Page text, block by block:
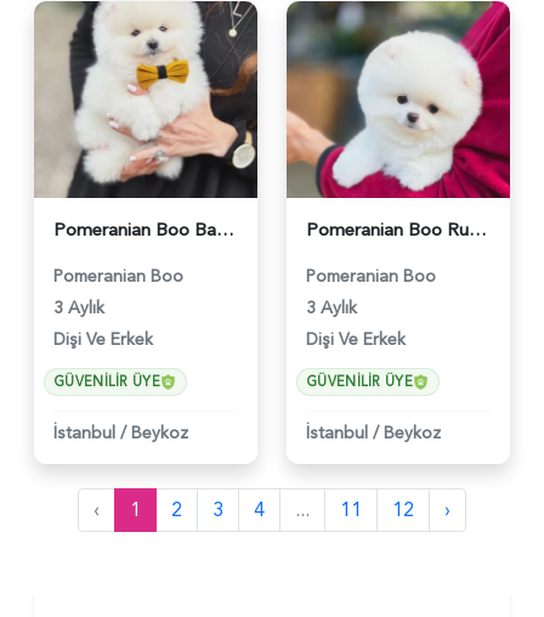
Pomeranian Boo Baby Face Yavrularımız - 6023
Pomeranian Boo
3 Aylık
Dişi Ve Erkek
GÜVENILIR ÜYE
İstanbul / Beykoz
Pomeranian Boo Ruhsatlı Çiftlikten - 6027
Pomeranian Boo
3 Aylık
Dişi Ve Erkek
GÜVENILIR ÜYE
İstanbul / Beykoz
‹ 1 2 3 4 ... 11 12 ›